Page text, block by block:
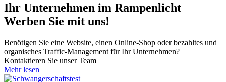
Ihr Unternehmen im Rampenlicht
Werben Sie mit uns!
Benötigen Sie eine Website, einen Online-Shop oder bezahltes und
organisches Traffic-Management für Ihr Unternehmen?
Kontaktieren Sie unser Team
Mehr lesen